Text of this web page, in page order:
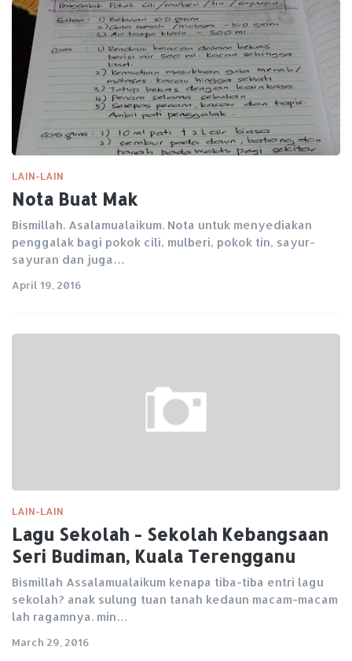
LAIN-LAIN
Nota Buat Mak
Bismillah. Asalamualaikum. Nota untuk menyediakan
penggalak bagi pokok cili, mulberi, pokok tin, sayur-
sayuran dan juga…
April 19, 2016
LAIN-LAIN
Lagu Sekolah - Sekolah Kebangsaan
Seri Budiman, Kuala Terengganu
Bismillah Assalamualaikum kenapa tiba-tiba entri lagu
sekolah? anak sulung tuan tanah kedaun macam-macam
lah ragamnya. min…
March 29, 2016